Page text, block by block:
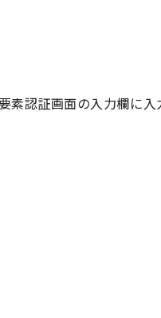
認証画面の入力欄に入